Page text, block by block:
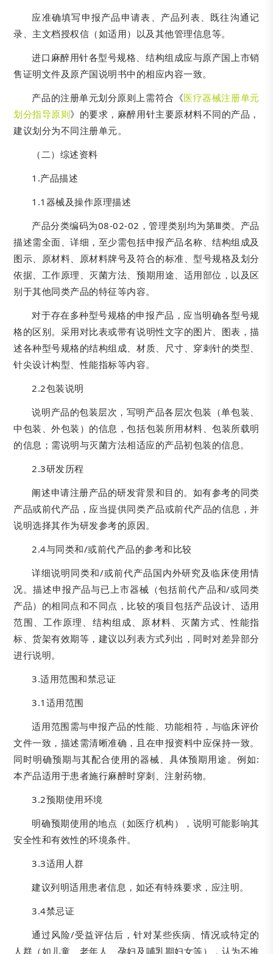
应准确填写申报产品申请表、产品列表、既往沟通记
录、主文档授权信（如适用）以及其他管理信息等。
进口麻醉用针各型号规格、结构组成应与原产国上市销
售证明文件及原产国说明书中的相应内容一致。
产品的注册单元划分原则上需符合《医疗器械注册单元
划分指导原则》的要求，麻醉用针主要原材料不同的产品，
建议划分为不同注册单元。
（二）综述资料
1.产品描述
1.1器械及操作原理描述
产品分类编码为08-02-02，管理类别均为第Ⅲ类。产品
描述需全面、详细，至少需包括申报产品名称、结构组成及
图示、原材料、原材料牌号及符合的标准、型号规格及划分
依据、工作原理、灭菌方法、预期用途、适用部位，以及区
别于其他同类产品的特征等内容。
对于存在多种型号规格的申报产品，应当明确各型号规
格的区别。采用对比表或带有说明性文字的图片、图表，描
述各种型号规格的结构组成、材质、尺寸、穿刺针的类型、
针尖设计构型、性能指标等内容。
2.2包装说明
说明产品的包装层次，写明产品各层次包装（单包装、
中包装、外包装）的信息，包括包装所用材料、包装所载明
的信息；需说明与灭菌方法相适应的产品初包装的信息。
2.3研发历程
阐述申请注册产品的研发背景和目的。如有参考的同类
产品或前代产品，应当提供同类产品或前代产品的信息，并
说明选择其作为研发参考的原因。
2.4与同类和/或前代产品的参考和比较
详细说明同类和/或前代产品国内外研究及临床使用情
况。描述申报产品与已上市器械（包括前代产品和/或同类
产品）的相同点和不同点，比较的项目包括产品设计、适用
范围、工作原理、结构组成、原材料、灭菌方式、性能指
标、货架有效期等，建议以列表方式列出，同时对差异部分
进行说明。
3.适用范围和禁忌证
3.1适用范围
适用范围需与申报产品的性能、功能相符，与临床评价
文件一致，描述需清晰准确，且在申报资料中应保持一致。
同时明确预期与其配合使用的器械、具体预期用途。例如:
本产品适用于患者施行麻醉时穿刺、注射药物。
3.2预期使用环境
明确预期使用的地点（如医疗机构），说明可能影响其
安全性和有效性的环境条件。
3.3适用人群
建议列明适用患者信息，如还有特殊要求，应注明。
3.4禁忌证
通过风险/受益评估后，针对某些疾病、情况或特定的
人群（如儿童、老年人、孕妇及哺乳期妇女等），认为不推